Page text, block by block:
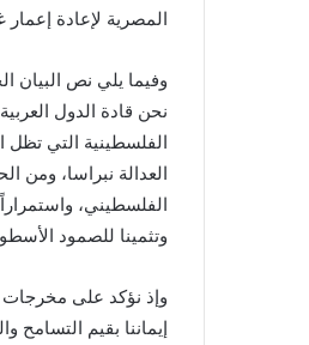
المصرية لإعادة
وفيما يلي نص البيان
نحن قادة الدول
الفلسطينية التي تظل
العدالة نبراسا، ومن
الفلسطيني، واستمراراً
وتثمينا للصمود
إيماننا بقيم التسامح